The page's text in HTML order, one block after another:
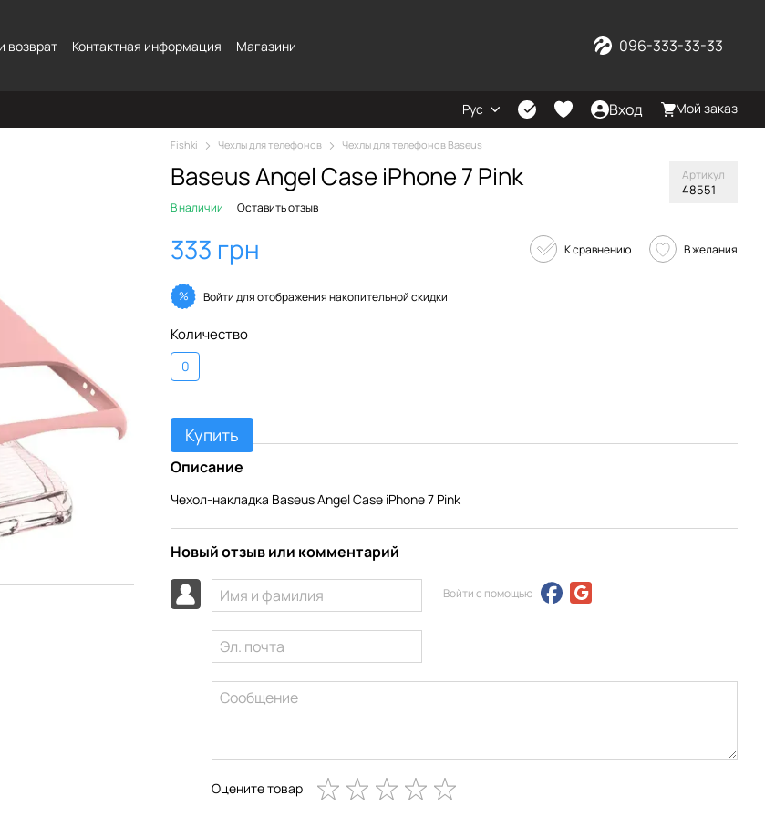
возврат Контактная информация Магазини 096-333-33-33
Рус Вход Мой заказ
Fishki Чехлы для телефонов Чехлы для телефонов Baseus
Baseus Angel Case iPhone 7 Pink Артикул
48551
В наличии Оставить отзыв
333 грн К сравнению В желания
% Войтидля отображения накопительной скидки
Количество
0
Купить
Описание
Чехол-накладка Baseus Angel Case iPhone 7 Pink
Новый отзыв или комментарий
Войти с помощью
Оцените товар